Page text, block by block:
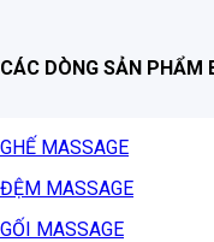
CÁC DÒNG SẢN PHẨM
GHẾ MASSAGE
ĐỆM MASSAGE
GỐI MASSAGE